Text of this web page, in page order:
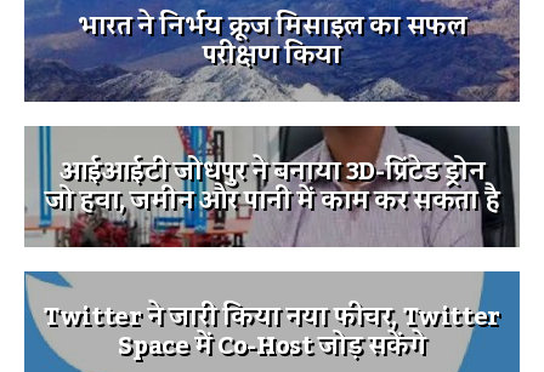
भारत ने निर्भय क्रूज मिसाइल का सफल
परीक्षण किया
आईआईटी जोधपुर ने बनाया 3D-प्रिंटेड ड्रोन
जो हवा, जमीन और पानी में काम कर सकता है
Twitter ने जारी किया नया फीचर, Twitter
Space में Co-Host जोड़ सकेंगे